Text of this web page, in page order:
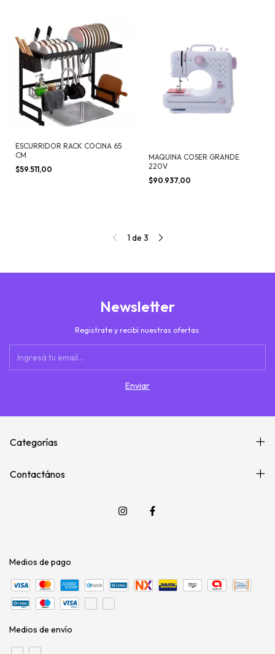
ESCURRIDOR RACK COCINA 65
CM
$59.511,00
MAQUINA COSER GRANDE
220V
$90.937,00
1 de 3
Newsletter
Registrate y recibí nuestras ofertas.
Categorías
Contactános
Medios de pago
Medios de envío